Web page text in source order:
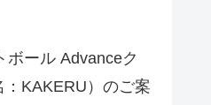
ボール Advanceク
KAKERU）のご案